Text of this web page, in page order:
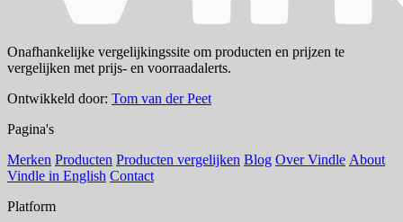
Onafhankelijke vergelijkingssite om producten en prijzen te
vergelijken met prijs- en voorraadalerts.
Ontwikkeld door: Tom van der Peet
Pagina's
Merken Producten Producten vergelijken Blog Over Vindle About
Vindle in English Contact
Platform